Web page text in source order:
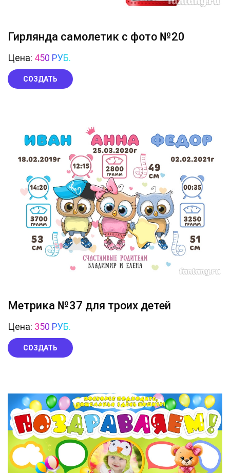
Гирлянда самолетик с фото №20
Цена: 450 РУБ.
СОЗДАТЬ
Метрика №37 для троих детей
Цена: 350 РУБ.
СОЗДАТЬ